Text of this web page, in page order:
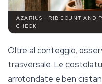
AZARIUS · RIB COUNT AND
CHECK
Oltre al conteggio,
trasversale. Le
arrotondate e ben